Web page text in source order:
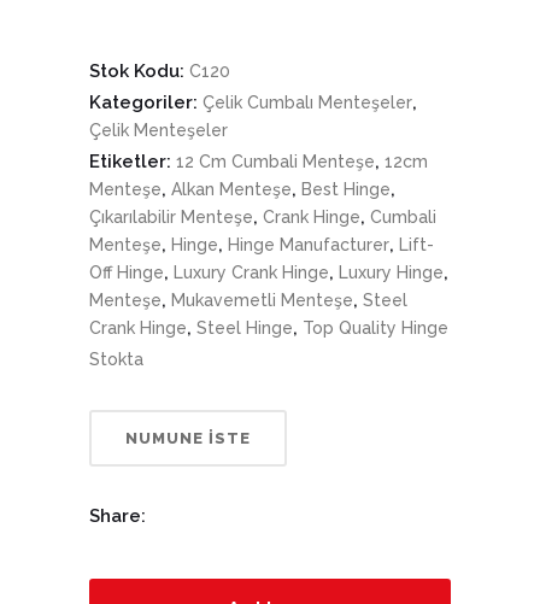
Stok Kodu: C120
Kategoriler: Çelik Cumbalı Menteşeler,
Çelik Menteşeler
Etiketler: 12 Cm Cumbali Menteşe, 12cm
Menteşe, Alkan Menteşe, Best Hinge,
Çıkarılabilir Menteşe, Crank Hinge, Cumbali
Menteşe, Hinge, Hinge Manufacturer, Lift-
Off Hinge, Luxury Crank Hinge, Luxury Hinge,
Menteşe, Mukavemetli Menteşe, Steel
Crank Hinge, Steel Hinge, Top Quality Hinge
Stokta
NUMUNE İSTE
Share: